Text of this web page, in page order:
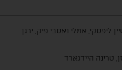
ליפסקי, אמלי נאסבי פיק, ירגן
טרינה היידגארד